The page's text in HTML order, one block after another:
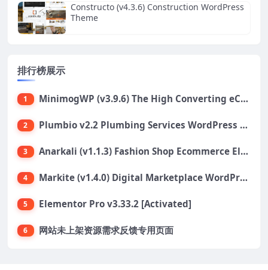
Constructo (v4.3.6) Construction WordPress
Theme
排行榜展示
1 MinimogWP (v3.9.6) The High Converting eCommerce WordPress Theme
2 Plumbio v2.2 Plumbing Services WordPress Theme
3 Anarkali (v1.1.3) Fashion Shop Ecommerce Elementor Theme
4 Markite (v1.4.0) Digital Marketplace WordPress Theme
5 Elementor Pro v3.33.2 [Activated]
6 网站未上架资源需求反馈专用页面